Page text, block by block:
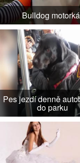
Bulldog
Pes jezdí denně
do parku